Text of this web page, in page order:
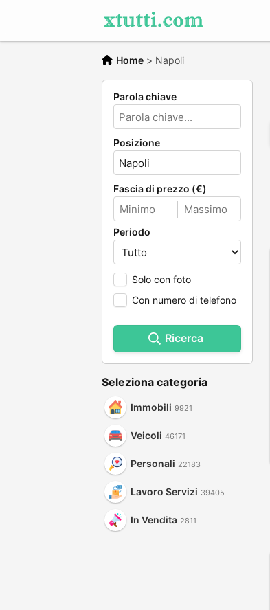
Home > Napoli
Parola chiave
Posizione
Fascia di prezzo (€)
Periodo
Solo con foto
Con numero di telefono
Ricerca
Seleziona categoria
Immobili 9921
Veicoli 46171
Personali 22183
Lavoro Servizi 39405
In Vendita 2811